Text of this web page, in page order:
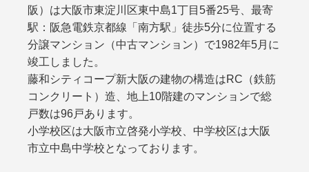
阪）は大阪市東淀川区東中島1丁目5番25号、最寄
駅：阪急電鉄京都線「南方駅」徒歩5分に位置する
分譲マンション（中古マンション）で1982年5月に
竣工しました。
藤和シティコープ新大阪の建物の構造はRC（鉄筋
コンクリート）造、地上10階建のマンションで総
戸数は96戸あります。
小学校区は大阪市立啓発小学校、中学校区は大阪
市立中島中学校となっております。